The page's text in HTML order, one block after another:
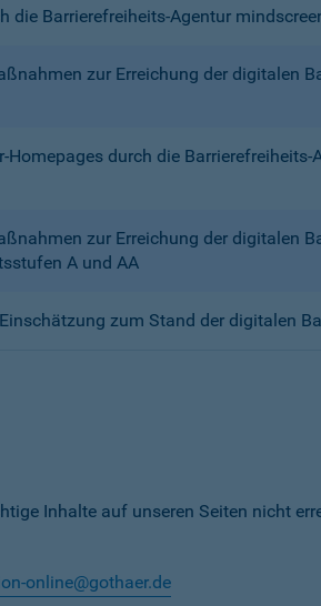
die Barrierefreiheits-Agentur
zur Erreichung der digitalen
Homepages durch die Barrierefreiheits-
zur Erreichung der digitalen
A und AA
zum Stand der digitalen
Inhalte auf unseren Seiten nicht
online@gothaer.de